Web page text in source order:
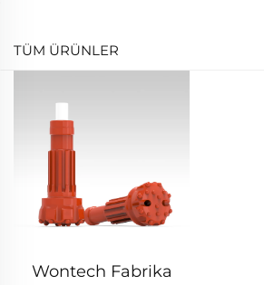
TÜM ÜRÜNLER
Wontech Fabrika